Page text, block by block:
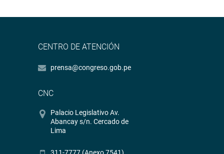
CENTRO DE ATENCIÓN
prensa@congreso.gob.pe
CNC
Palacio Legislativo Av.
Abancay s/n. Cercado de
Lima
311-7777 (Anexo 7541)